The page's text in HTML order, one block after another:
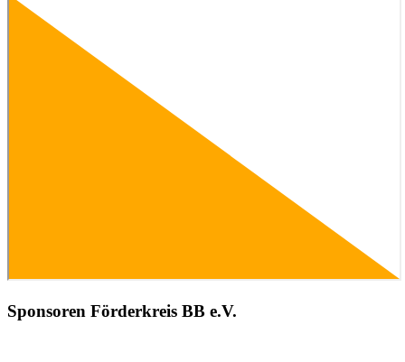
Sponsoren Förderkreis BB e.V.